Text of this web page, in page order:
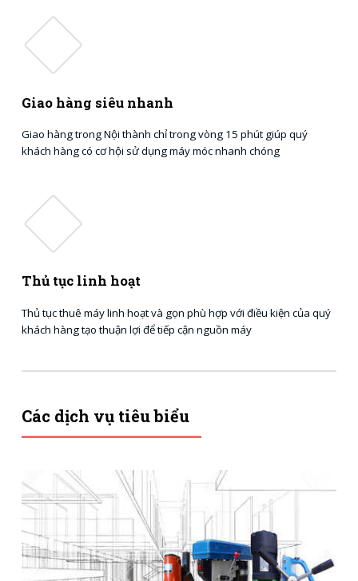
Giao hàng siêu nhanh
Giao hàng trong Nội thành chỉ trong vòng 15 phút giúp quý
khách hàng có cơ hội sử dụng máy móc nhanh chóng
Thủ tục linh hoạt
Thủ tục thuê máy linh hoạt và gọn phù hợp với điều kiện của quý
khách hàng tạo thuận lợi để tiếp cận nguồn máy
Các dịch vụ tiêu biểu